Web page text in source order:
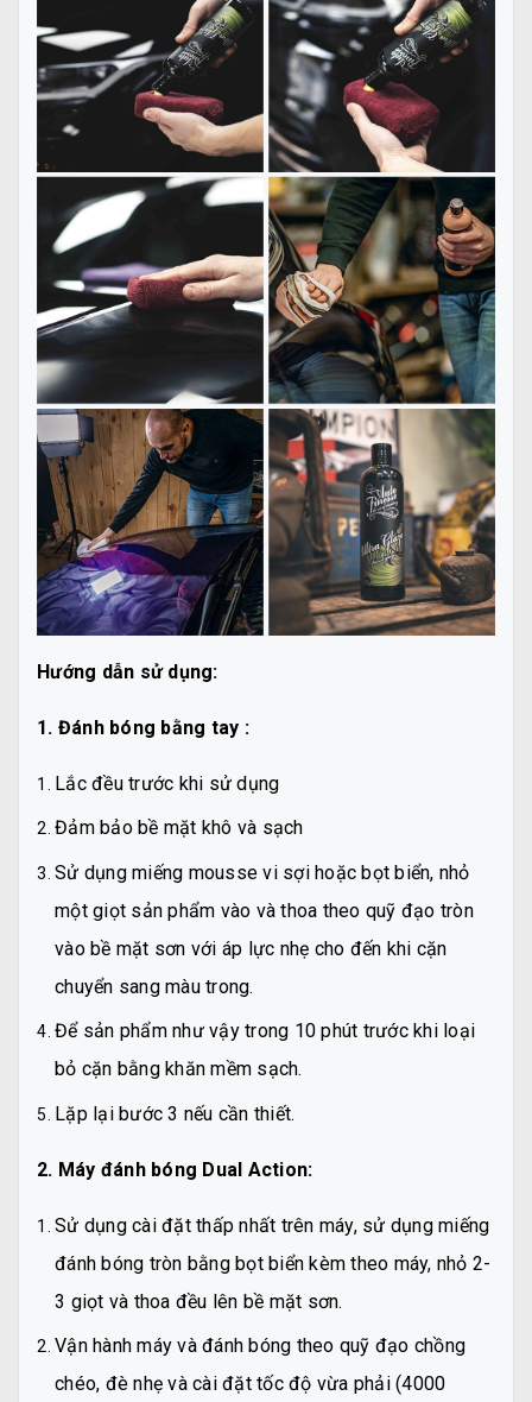
Hướng dẫn sử dụng:
1. Đánh bóng bằng tay :
Lắc đều trước khi sử dụng
Đảm bảo bề mặt khô và sạch
Sử dụng miếng mousse vi sợi hoặc bọt biển, nhỏ
một giọt sản phẩm vào và thoa theo quỹ đạo tròn
vào bề mặt sơn với áp lực nhẹ cho đến khi cặn
chuyển sang màu trong.
Để sản phẩm như vậy trong 10 phút trước khi loại
bỏ cặn bằng khăn mềm sạch.
Lặp lại bước 3 nếu cần thiết.
2. Máy đánh bóng Dual Action:
Sử dụng cài đặt thấp nhất trên máy, sử dụng miếng
đánh bóng tròn bằng bọt biển kèm theo máy, nhỏ 2-
3 giọt và thoa đều lên bề mặt sơn.
Vận hành máy và đánh bóng theo quỹ đạo chồng
chéo, đè nhẹ và cài đặt tốc độ vừa phải (4000